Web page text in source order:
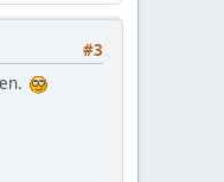
#3